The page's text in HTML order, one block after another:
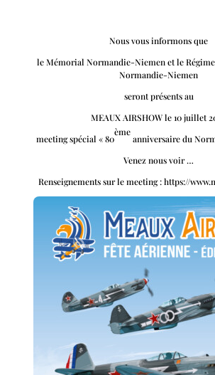
Nous vous informons que
le Mémorial Normandie-Niemen et le
Normandie-Niemen
seront présents au
MEAUX AIRSHOW le 10 juillet
meeting spécial « 80
ème
anniversaire du
Venez nous voir …
Renseignements sur le meeting : https://